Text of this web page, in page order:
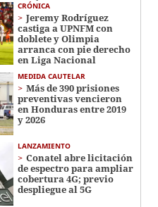
CRÓNICA
Jeremy Rodríguez
castiga a UPNFM con
doblete y Olimpia
arranca con pie derecho
en Liga Nacional
MEDIDA CAUTELAR
Más de 390 prisiones
preventivas vencieron
en Honduras entre 2019
y 2026
LANZAMIENTO
Conatel abre licitación
de espectro para ampliar
cobertura 4G; previo
despliegue al 5G